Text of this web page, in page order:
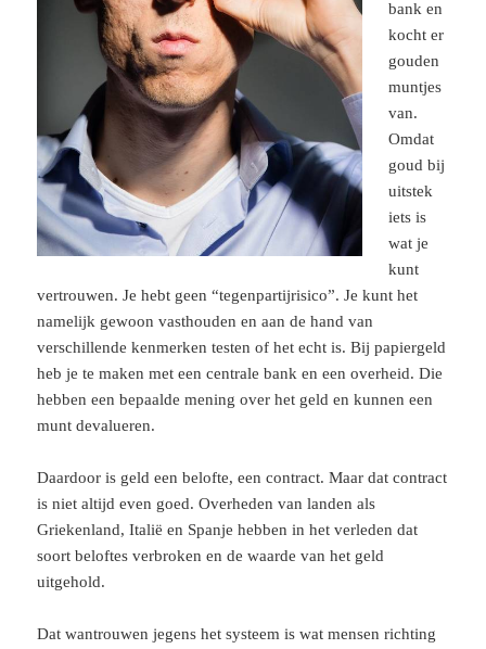
bank en
kocht er
gouden
muntjes
van.
Omdat
goud bij
uitstek
iets is
wat je
kunt
vertrouwen. Je hebt geen “tegenpartijrisico”. Je kunt het
namelijk gewoon vasthouden en aan de hand van
verschillende kenmerken testen of het echt is. Bij papiergeld
heb je te maken met een centrale bank en een overheid. Die
hebben een bepaalde mening over het geld en kunnen een
munt devalueren.
Daardoor is geld een belofte, een contract. Maar dat contract
is niet altijd even goed. Overheden van landen als
Griekenland, Italië en Spanje hebben in het verleden dat
soort beloftes verbroken en de waarde van het geld
uitgehold.
Dat wantrouwen jegens het systeem is wat mensen richting